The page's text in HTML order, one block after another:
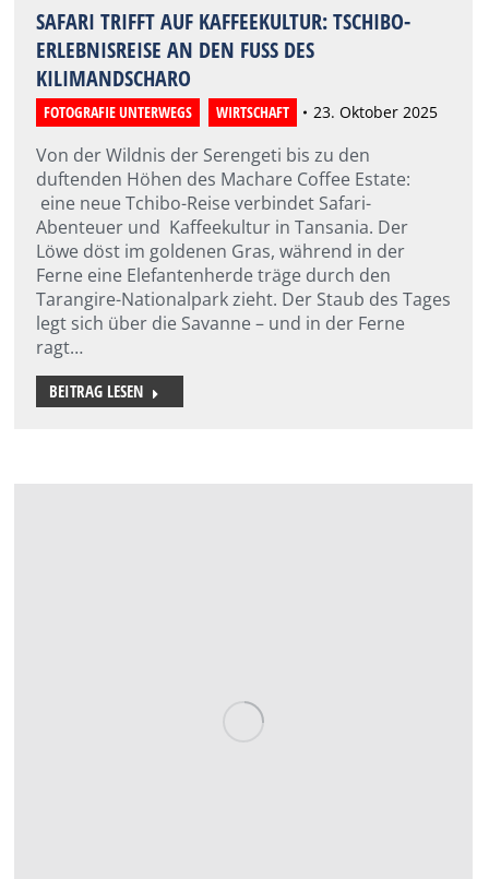
SAFARI TRIFFT AUF KAFFEEKULTUR: TSCHIBO-
ERLEBNISREISE AN DEN FUSS DES K
ILIMANDSCHARO
FOTOGRAFIE UNTERWEGS WIRTSCHAFT 23. Oktober 2025
Von der Wildnis der Serengeti bis zu den
duftenden Höhen des Machare Coffee Estate:
eine neue Tchibo-Reise verbindet Safari-
Abenteuer und Kaffeekultur in Tansania. Der
Löwe döst im goldenen Gras, während in der
Ferne eine Elefantenherde träge durch den
Tarangire-Nationalpark zieht. Der Staub des Tages
legt sich über die Savanne – und in der Ferne
ragt…
BEITRAG LESEN